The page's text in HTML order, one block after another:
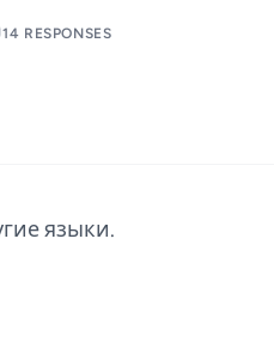
14 RESPONSES
языки.